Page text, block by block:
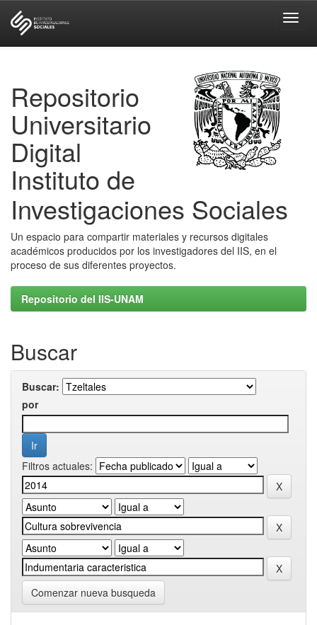
Repositorio
Universitario
Digital
Instituto de
Investigaciones Sociales
Un espacio para compartir materiales y recursos digitales
académicos producidos por los investigadores del IIS, en el
proceso de sus diferentes proyectos.
Repositorio del IIS-UNAM
Buscar
Buscar:
por
Filtros actuales:
Comenzar nueva busqueda